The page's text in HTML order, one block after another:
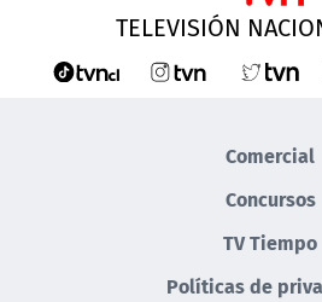
TELEVISIÓN
Comercial
Concursos
TV Tiempo
Políticas de